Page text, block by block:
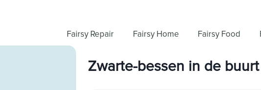
Fairsy Repair Fairsy Home Fairsy Food
Zwarte-bessen in de buurt